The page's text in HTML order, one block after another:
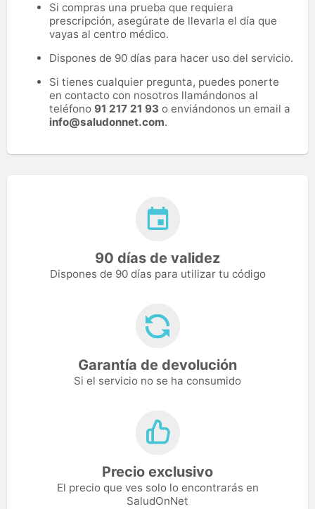
Si compras una prueba que requiera
prescripción, asegúrate de llevarla el día que
vayas al centro médico.
Dispones de 90 días para hacer uso del servicio.
Si tienes cualquier pregunta, puedes ponerte
en contacto con nosotros llamándonos al
teléfono 91 217 21 93 o enviándonos un email a
info@saludonnet.com.
90 días de validez
Dispones de 90 días para utilizar tu código
Garantía de devolución
Si el servicio no se ha consumido
Precio exclusivo
El precio que ves solo lo encontrarás en
SaludOnNet